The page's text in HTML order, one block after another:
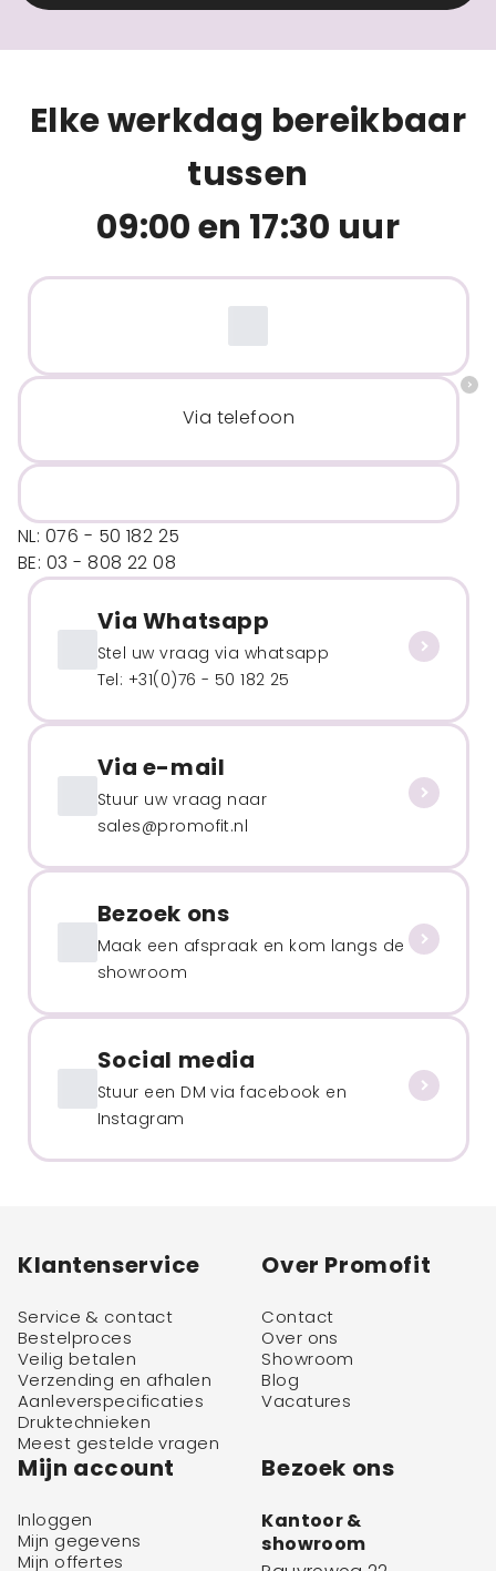
Elke werkdag bereikbaar
tussen
09:00 en 17:30 uur
Via telefoon
NL: 076 - 50 182 25
BE: 03 - 808 22 08
Via Whatsapp
Stel uw vraag via whatsapp
Tel: +31(0)76 - 50 182 25
Via e-mail
Stuur uw vraag naar
sales@promofit.nl
Bezoek ons
Maak een afspraak en kom langs de
showroom
Social media
Stuur een DM via facebook en
Instagram
Klantenservice
Service & contact
Bestelproces
Veilig betalen
Verzending en afhalen
Aanleverspecificaties
Druktechnieken
Meest gestelde vragen
Over Promofit
Contact
Over ons
Showroom
Blog
Vacatures
Mijn account
Inloggen
Mijn gegevens
Mijn offertes
Bezoek ons
Kantoor &
showroom